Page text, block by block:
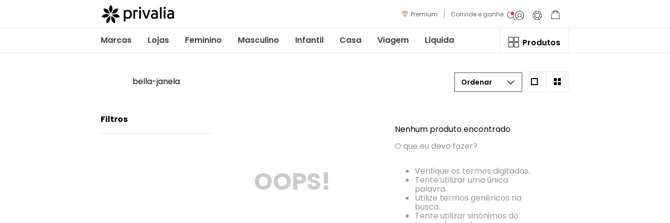
Premium Convide e ganhe
Marcas Lojas Feminino Masculino Infantil Casa Viagem Liquida Produtos
bella-janela
Filtros
OOPS!
Nenhum produto encontrado
O que eu devo fazer?
Verifique os termos digitados.
Tente utilizar uma única
palavra.
Utilize termos genéricos na
busca.
Tente utilizar sinônimos do